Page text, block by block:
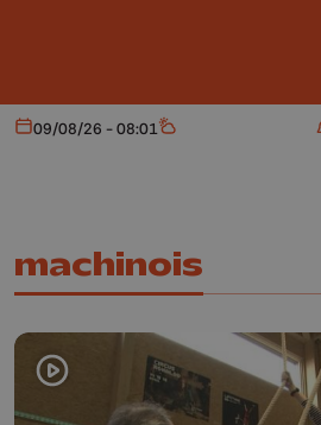
Aujourd'hui
09/08/26 - 08:01 Météo
machinois